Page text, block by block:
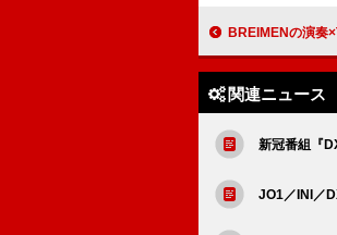
BREIMENの演奏×TOMOOの存
関連ニュース
新冠番組『
JO1／INI／